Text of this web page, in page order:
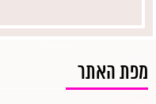
מפת האתר